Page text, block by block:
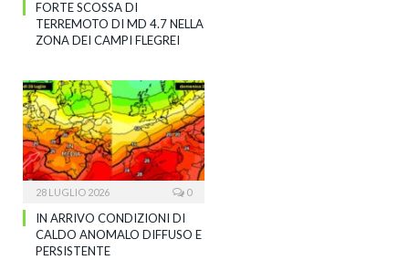
FORTE SCOSSA DI
TERREMOTO DI MD 4.7 NELLA
ZONA DEI CAMPI FLEGREI
28 LUGLIO 2026 0
IN ARRIVO CONDIZIONI DI
CALDO ANOMALO DIFFUSO E
PERSISTENTE